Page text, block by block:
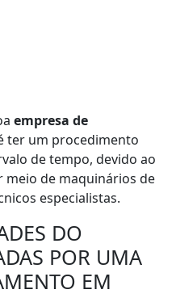
empresa de
ter um procedimento
de tempo, devido ao
de maquinários de
especialistas.
DO
POR UMA
EM